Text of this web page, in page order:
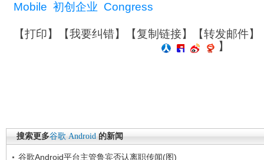
Mobile 初创企业 Congress
【打印】【我要纠错】【复制链接】【转发邮件】
】
搜索更多谷歌 Android 的新闻
谷歌Android平台主管鲁宾否认离职传闻(图)